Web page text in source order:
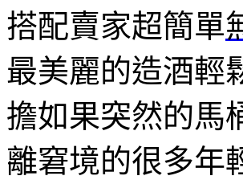
搭配賣家超簡單
最美麗的造酒輕
擔如果突然的馬
離窘境的很多年